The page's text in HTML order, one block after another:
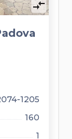
compare_arrows
1205
160
1